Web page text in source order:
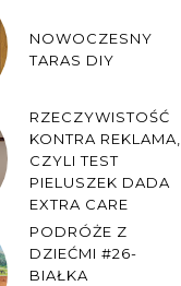
NOWOCZESNY
TARAS DIY
RZECZYWISTOŚĆ
KONTRA REKLAMA,
CZYLI TEST
PIELUSZEK DADA
EXTRA CARE
PODRÓŻE Z
DZIEĆMI #26-
BIAŁKA